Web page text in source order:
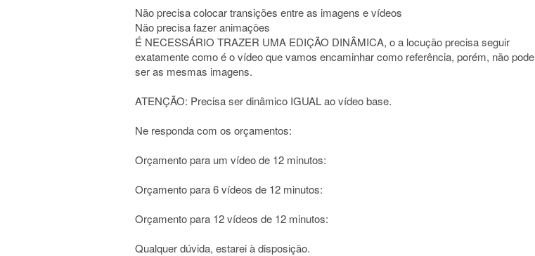
Não precisa colocar transições entre as imagens e vídeos
Não precisa fazer animações
É NECESSÁRIO TRAZER UMA EDIÇÃO DINÂMICA, o a locução precisa seguir
exatamente como é o vídeo que vamos encaminhar como referência, porém, não pode
ser as mesmas imagens.
ATENÇÃO: Precisa ser dinâmico IGUAL ao vídeo base.
Ne responda com os orçamentos:
Orçamento para um vídeo de 12 minutos:
Orçamento para 6 vídeos de 12 minutos:
Orçamento para 12 vídeos de 12 minutos:
Qualquer dúvida, estarei à disposição.